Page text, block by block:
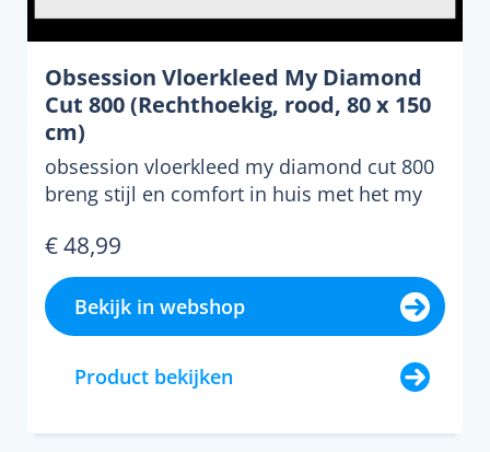
Obsession Vloerkleed My Diamond
Cut 800 (Rechthoekig, rood, 80 x 150
cm)
obsession vloerkleed my diamond cut 800
breng stijl en comfort in huis met het my
€ 48,99
Bekijk in webshop
Product bekijken